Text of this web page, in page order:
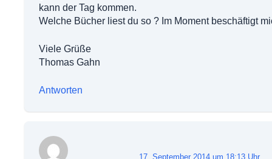
kann der Tag kommen.
Welche Bücher liest du so ? Im Moment beschäftigt
Viele Grüße
Thomas Gahn
Antworten
17. September 2014 um 18:13 Uhr